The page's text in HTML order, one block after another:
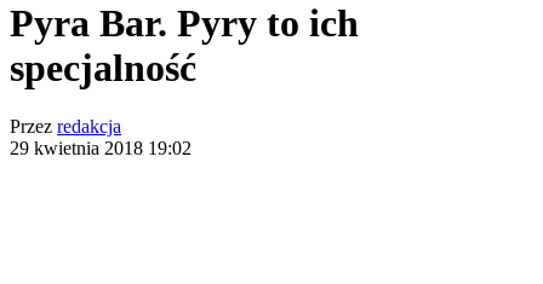
Pyra Bar. Pyry to ich
specjalność
Przez redakcja
29 kwietnia 2018 19:02